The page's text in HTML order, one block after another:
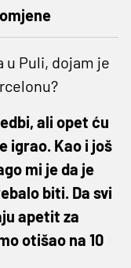
u Puli, dojam je
ali opet ću
igrao. Kao i još
mi je da je
biti. Da svi
apetit za
otišao na 10